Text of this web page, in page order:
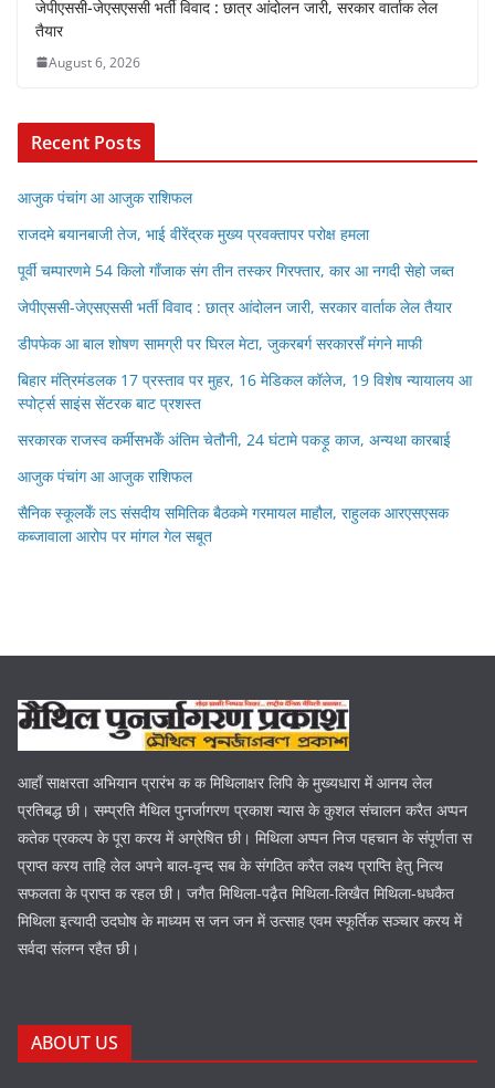
जेपीएससी-जेएसएससी भर्ती विवाद : छात्र आंदोलन जारी, सरकार वार्ताक लेल
तैयार
August 6, 2026
Recent Posts
आजुक पंचांग आ आजुक राशिफल
राजदमे बयानबाजी तेज, भाई वीरेंद्रक मुख्य प्रवक्तापर परोक्ष हमला
पूर्वी चम्पारणमे 54 किलो गाँजाक संग तीन तस्कर गिरफ्तार, कार आ नगदी सेहो जब्त
जेपीएससी-जेएसएससी भर्ती विवाद : छात्र आंदोलन जारी, सरकार वार्ताक लेल तैयार
डीपफेक आ बाल शोषण सामग्री पर घिरल मेटा, जुकरबर्ग सरकारसँ मंगने माफी
बिहार मंत्रिमंडलक 17 प्रस्ताव पर मुहर, 16 मेडिकल कॉलेज, 19 विशेष न्यायालय आ
स्पोर्ट्स साइंस सेंटरक बाट प्रशस्त
सरकारक राजस्व कर्मीसभकेँ अंतिम चेतौनी, 24 घंटामे पकड़ू काज, अन्यथा कारबाई
आजुक पंचांग आ आजुक राशिफल
सैनिक स्कूलकेँ लऽ संसदीय समितिक बैठकमे गरमायल माहौल, राहुलक आरएसएसक
कब्जावाला आरोप पर मांगल गेल सबूत
आहाँ साक्षरता अभियान प्रारंभ क क मिथिलाक्षर लिपि के मुख्यधारा में आनय लेल
प्रतिबद्ध छी। सम्प्रति मैथिल पुनर्जागरण प्रकाश न्यास के कुशल संचालन करैत अप्पन
कतेक प्रकल्प के पूरा करय में अग्रेषित छी। मिथिला अप्पन निज पहचान के संपूर्णता स
प्राप्त करय ताहि लेल अपने बाल-वृन्द सब के संगठित करैत लक्ष्य प्राप्ति हेतु नित्य
सफलता के प्राप्त क रहल छी। जगैत मिथिला-पढ़ैत मिथिला-लिखैत मिथिला-धधकैत
मिथिला इत्यादी उदघोष के माध्यम स जन जन में उत्साह एवम स्फूर्तिक सञ्चार करय में
सर्वदा संलग्न रहैत छी।
ABOUT US